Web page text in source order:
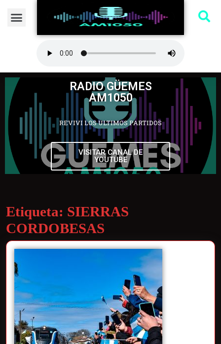
RADIO GÜEMES
AM1050
REVIVI LOS ULTIMOS PARTIDOS
VISITAR CANAL DE
YOUTUBE
Etiqueta: SIERRAS
CORDOBESAS